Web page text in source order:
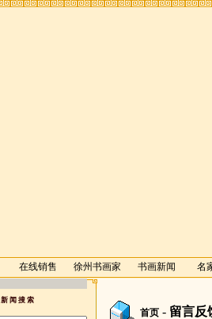
在线销售 徐州书画家 书画新闻 名
新 闻 搜 索
首页- 留言反